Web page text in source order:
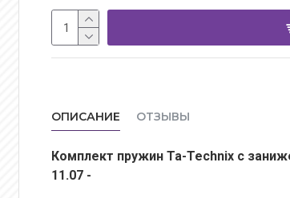
ОПИСАНИЕ ОТЗЫВЫ
Комплект пружин Ta-Technix с
11.07 -